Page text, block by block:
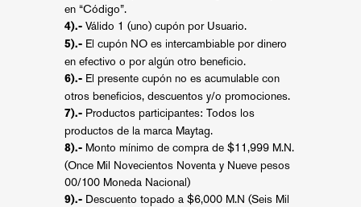
en “Código”.
4).- Válido 1 (uno) cupón por Usuario.
5).- El cupón NO es intercambiable por dinero
en efectivo o por algún otro beneficio.
6).- El presente cupón no es acumulable con
otros beneficios, descuentos y/o promociones.
7).- Productos participantes: Todos los
productos de la marca Maytag.
8).- Monto mínimo de compra de $11,999 M.N.
(Once Mil Novecientos Noventa y Nueve pesos
00/100 Moneda Nacional)
9).- Descuento topado a $6,000 M.N (Seis Mil